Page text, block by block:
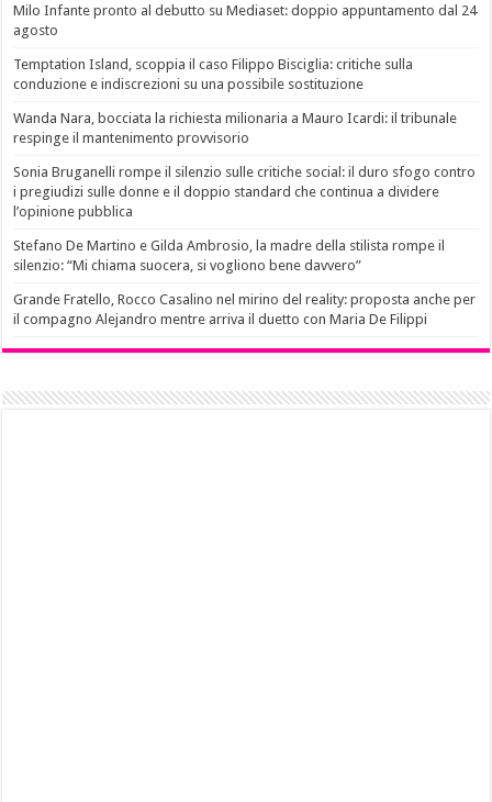
Milo Infante pronto al debutto su Mediaset: doppio appuntamento dal 24
agosto
Temptation Island, scoppia il caso Filippo Bisciglia: critiche sulla
conduzione e indiscrezioni su una possibile sostituzione
Wanda Nara, bocciata la richiesta milionaria a Mauro Icardi: il tribunale
respinge il mantenimento provvisorio
Sonia Bruganelli rompe il silenzio sulle critiche social: il duro sfogo contro
i pregiudizi sulle donne e il doppio standard che continua a dividere
l’opinione pubblica
Stefano De Martino e Gilda Ambrosio, la madre della stilista rompe il
silenzio: “Mi chiama suocera, si vogliono bene davvero”
Grande Fratello, Rocco Casalino nel mirino del reality: proposta anche per
il compagno Alejandro mentre arriva il duetto con Maria De Filippi